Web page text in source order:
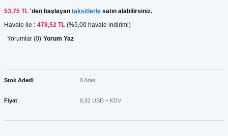
53,75 TL 'den başlayan taksitlerle satın alabilirsiniz.
Havale ile : 478,52 TL (%5,00 havale indirimi)
Yorumlar (0) Yorum Yaz
Stok Adedi 0 Adet
Fiyat 8,82 USD + KDV